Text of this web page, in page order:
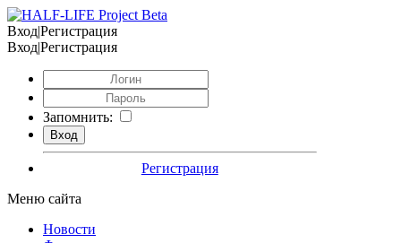
Вход|Регистрация
Вход|Регистрация
Запомнить:
Регистрация
Меню сайта
Новости